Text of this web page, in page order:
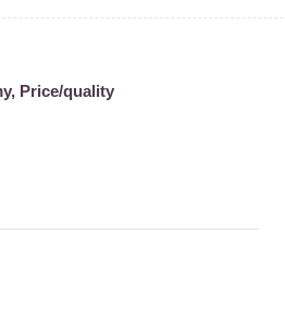
Price/quality